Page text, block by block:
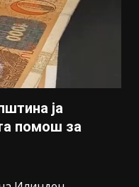
ја
помош за